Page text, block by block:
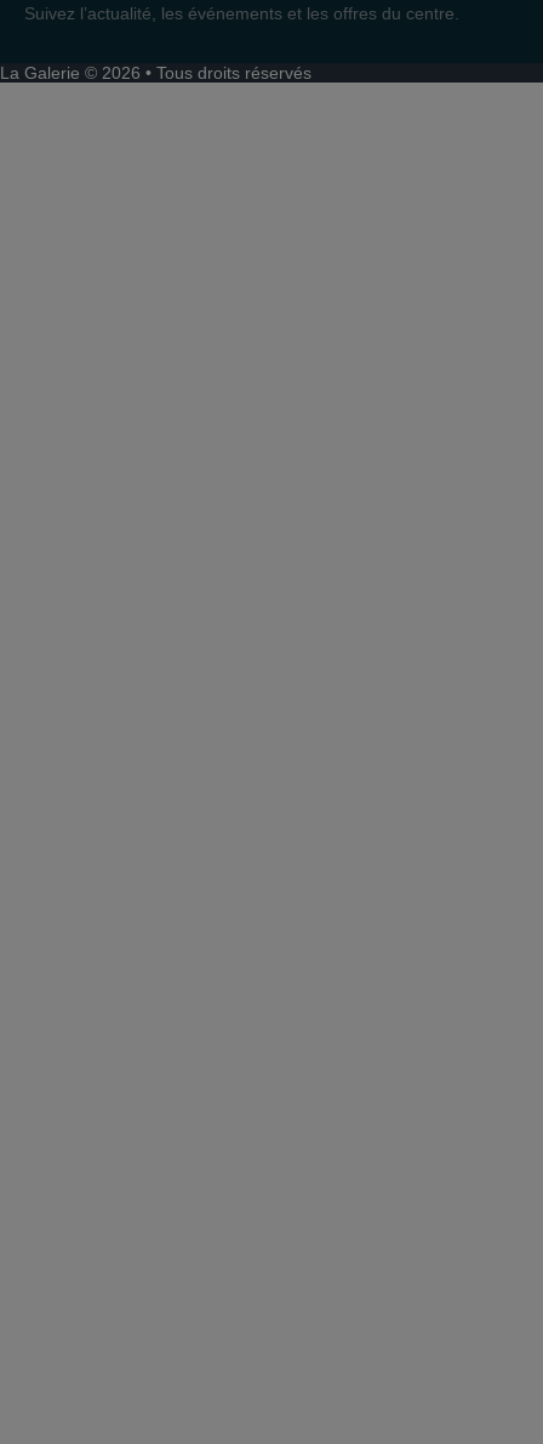
Suivez l’actualité, les événements et les offres du centre.
La Galerie © 2026 • Tous droits réservés